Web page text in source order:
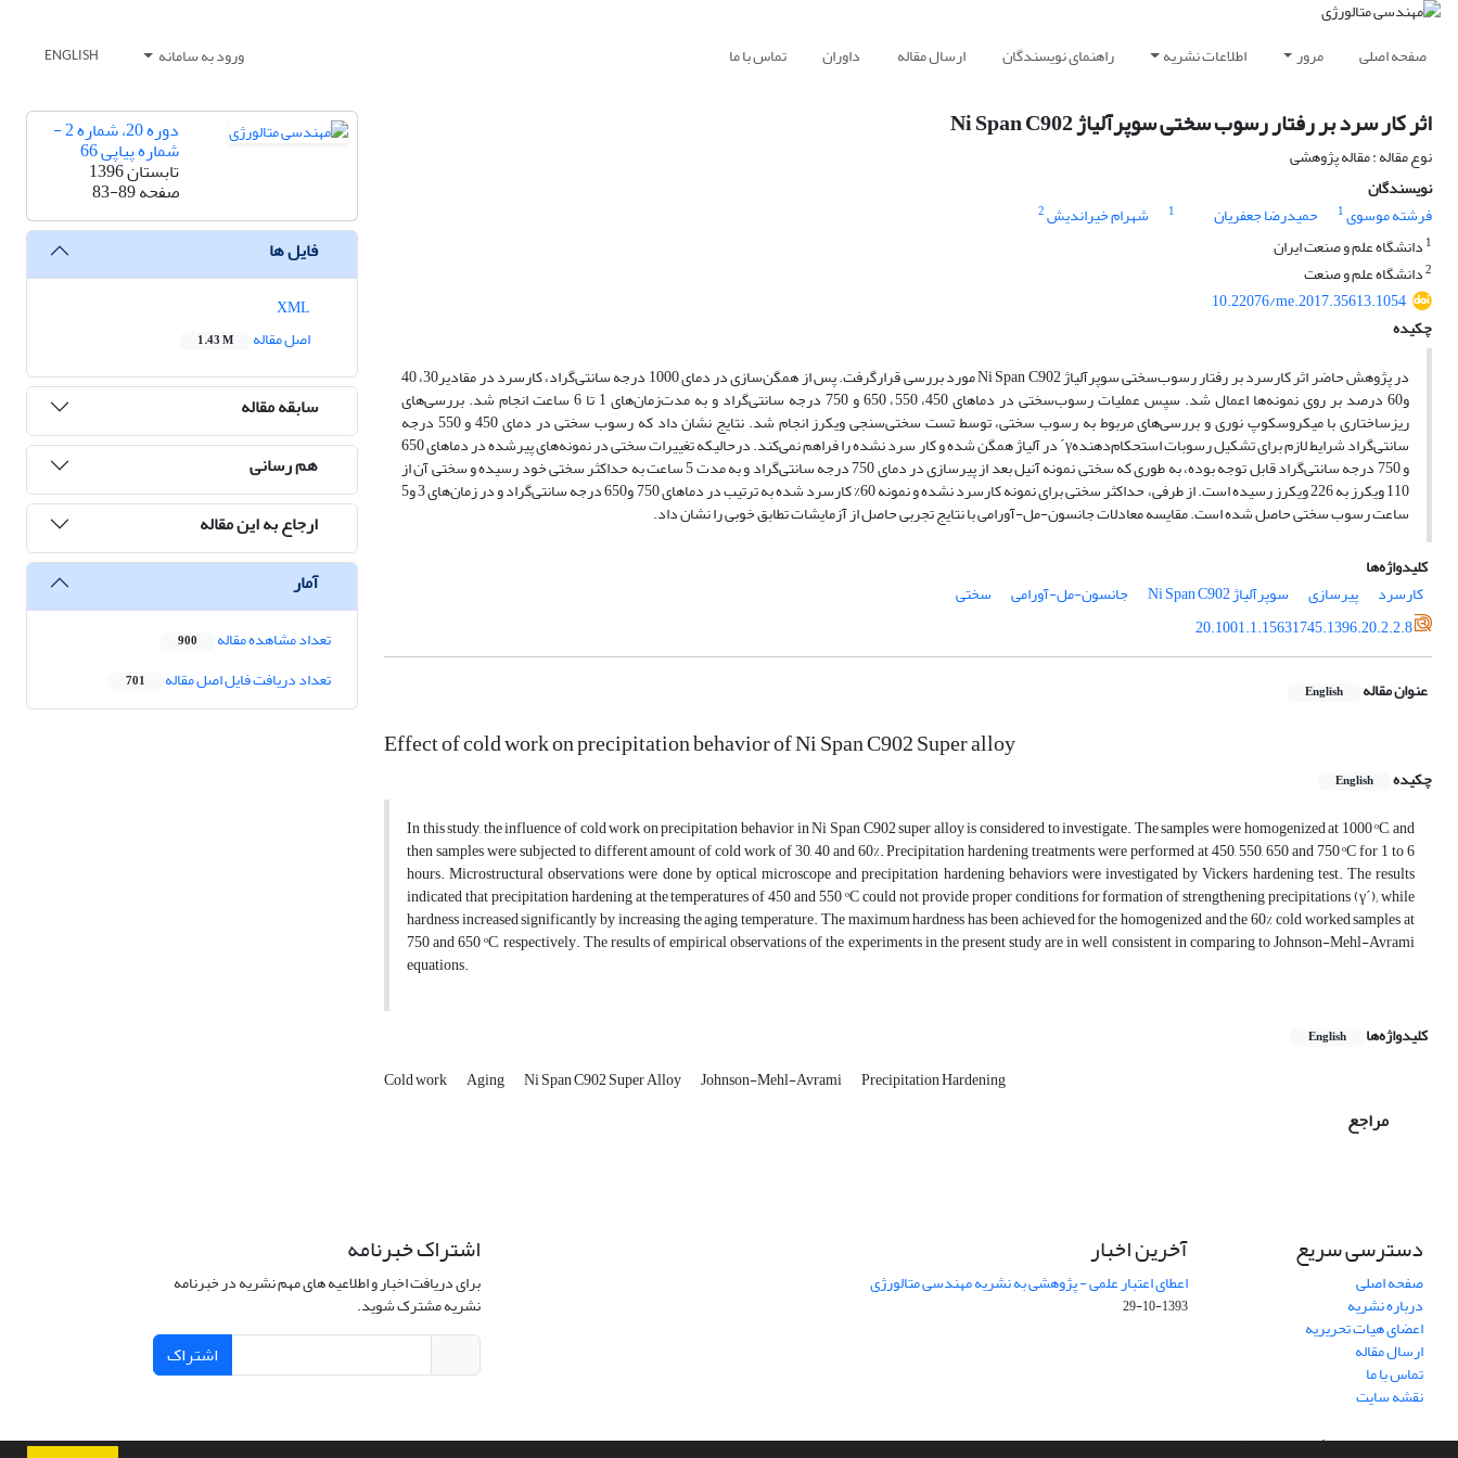
صفحه اصلی مرور اطلاعات نشریه راهنمای نویسندگان ارسال مقاله داوران تماس با ما ورود به سامانه ENGLISH
اثر کار سرد بر رفتار رسوب سختی سوپرآلیاژ Ni Span C902
نوع مقاله : مقاله پژوهشی
نویسندگان
فرشته موسوی1 حمیدرضا جعفریان 1 شهرام خیراندیش2
1 دانشگاه علم و صنعت ایران
2دانشگاه علم و صنعت
10.22076/me.2017.35613.1054
چکیده
در پژوهش حاضر اثر کارسرد بر رفتار رسوب‌سختی سوپرآلیاژ Ni Span C902 مورد بررسی قرارگرفت. پس از همگن‌سازی در دمای 1000 درجه سانتی‌گراد، کارسرد در مقادیر30، 40
و60 درصد بر روی نمونه‌ها اعمال شد. سپس عملیات رسوب‌سختی در دماهای 450، 550، 650 و 750 درجه سانتی‌گراد و به مدت‌زمان‌های 1 تا 6 ساعت انجام شد. بررسی‌های
ریزساختاری با میکروسکوپ نوری و بررسی‌های مربوط به رسوب سختی، توسط تست سختی‌سنجی ویکرز انجام شد. نتایج نشان داد که رسوب سختی در دمای 450 و 550 درجه
سانتی‌گراد شرایط لازم برای تشکیل رسوبات استحکام‌دهندهγ´ در آلیاژ همگن شده و کار سرد نشده را فراهم نمی‌کند. درحالیکه تغییرات سختی در نمونه‌های پیرشده در دماهای 650
و 750 درجه سانتی‌گراد قابل توجه بوده، به طوری که سختی نمونه آنیل بعد از پیرسازی در دمای 750 درجه سانتی‌گراد و به مدت 5 ساعت به حداکثر سختی خود رسیده و سختی آن از
110 ویکرز به 226 ویکرز رسیده است. از طرفی، حداکثر سختی برای نمونه کارسرد نشده و نمونه 60% کارسرد شده به ترتیب در دماهای 750 و650 درجه سانتی‌گراد و در زمان‌های 3 و5
ساعت رسوب سختی حاصل شده است. مقایسه معادلات جانسون-مل-آورامی با نتایج تجربی حاصل از آزمایشات تطابق خوبی را نشان داد.
کلیدواژه‌ها
کارسرد
پیرسازی سوپرآلیاژ Ni Span C902 جانسون-مل-آورامی
سختی
20.1001.1.15631745.1396.20.2.2.8
عنوان مقاله English
Effect of cold work on precipitation behavior of Ni Span C902 Super alloy
چکیده English
In this study, the influence of cold work on precipitation behavior in Ni Span C902 super alloy is considered to investigate. The samples were homogenized at 1000 ᵒC, and
then samples were subjected to different amount of cold work of 30, 40 and 60%. Precipitation hardening treatments were performed at 450, 550, 650 and 750 ᵒC for 1 to 6
hours. Microstructural observations were done by optical microscope and precipitation hardening behaviors were investigated by Vickers hardening test. The results
indicated that precipitation hardening at the temperatures of 450 and 550 ᵒC could not provide proper conditions for formation of strengthening precipitations (γ´); while
hardness increased significantly by increasing the aging temperature. The maximum hardness has been achieved for the homogenized and the 60% cold worked samples at
750 and 650 ᵒC, respectively. The results of empirical observations of the experiments in the present study are in well consistent in comparing to Johnson-Mehl-Avrami
equations.
کلیدواژه‌ها English
Cold work Aging Ni Span C902 Super Alloy Johnson-Mehl-Avrami Precipitation Hardening
مراجع
دوره 20، شماره 2 -
شماره پیاپی 66
تابستان 1396
صفحه83-89
فایل ها
اصل مقاله
1.43 M
سابقه مقاله
هم رسانی
ارجاع به این مقاله
آمار
تعداد مشاهده مقاله 900
تعداد دریافت فایل اصل مقاله 701
دسترسی سریع
صفحه اصلی
درباره نشریه
اعضای هیات تحریریه
ارسال مقاله
تماس با ما
نقشه سایت
آخرین اخبار
اعطای اعتبار علمی - پژوهشی به نشریه مهندسی متالورژی
1393-10-29
اشتراک خبرنامه
برای دریافت اخبار و اطلاعیه های مهم نشریه در خبرنامه
نشریه مشترک شوید.
اشتراک
سامانه مدیریت نشریات علمی.طراحی و پیاده سازی ازسیناوب